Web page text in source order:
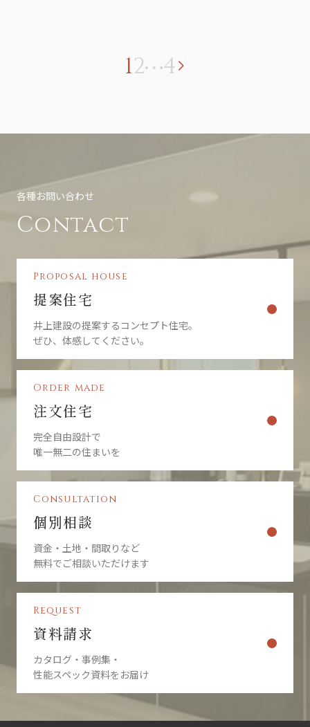
12 4
各種お問い合わせ
Contact
Proposal house
提案住宅
井上建設の提案するコンセプト住宅。
ぜひ、体感してください。
Order made
注文住宅
完全自由設計で
唯一無二の住まいを
Consultation
個別相談
資金・土地・間取りなど
無料でご相談いただけます
Request
資料請求
カタログ・事例集・
性能スペック資料をお届け